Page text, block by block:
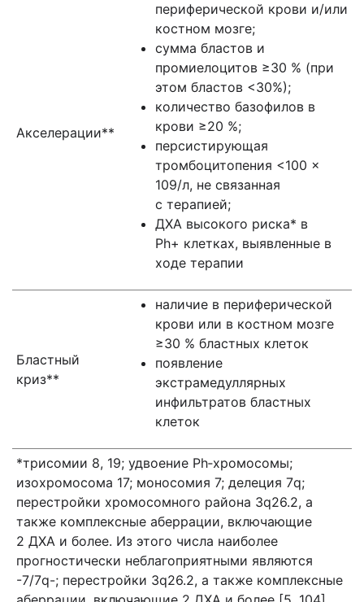
Акселерации**
периферической крови и/или
костном мозге;
сумма бластов и
промиелоцитов ≥30 % (при
этом бластов <30%);
количество базофилов в
крови ≥20 %;
персистирующая
тромбоцитопения <100 ×
109/л, не связанная
с терапией;
ДХА высокого риска* в
Ph+ клетках, выявленные в
ходе терапии
Бластный
криз**
наличие в периферической
крови или в костном мозге
≥30 % бластных клеток
появление
экстрамедуллярных
инфильтратов бластных
клеток
*трисомии 8, 19; удвоение Ph‑хромосомы;
изохромосома 17; моносомия 7; делеция 7q;
перестройки хромосомного района 3q26.2, а
также комплексные аберрации, включающие
2 ДХА и более. Из этого числа наиболее
прогностически неблагоприятными являются
-7/7q-; перестройки 3q26.2, а также комплексные